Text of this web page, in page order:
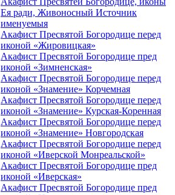
Ея ради, Живоносный Источник
именуемыя
Акафист Пресвятой Богородице перед
иконой «Жировицкая»
Акафист Пресвятой Богородице пред
иконой «Зимненская»
Акафист Пресвятой Богородице перед
иконой «Знамение» Корчемная
Акафист Пресвятой Богородице перед
иконой «Знамение» Курская-Коренная
Акафист Пресвятой Богородице перед
иконой «Знамение» Новгородская
Акафист Пресвятой Богородице перед
иконой «Иверской Монреальской»
Акафист Пресвятой Богородице пред
иконой «Иверская»
Акафист Пресвятой Богородице пред